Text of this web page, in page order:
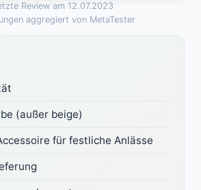
Review am 12.07.2023
aggregiert von MetaTester
(außer beige)
für festliche Anlässe